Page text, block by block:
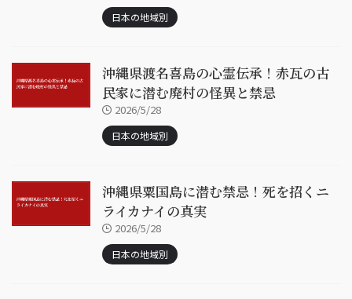
日本の地域別
沖縄県渡名喜島の心霊伝承！赤瓦の古
民家に潜む廃村の怪異と禁忌
2026/5/28
日本の地域別
沖縄県粟国島に潜む禁忌！死を招くニ
ライカナイの真実
2026/5/28
日本の地域別